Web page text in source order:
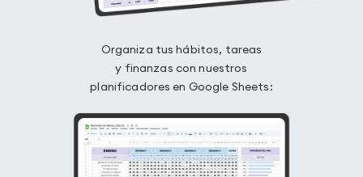
Organiza tus hábitos, tareas
y finanzas con nuestros
planificadores en Google Sheets: